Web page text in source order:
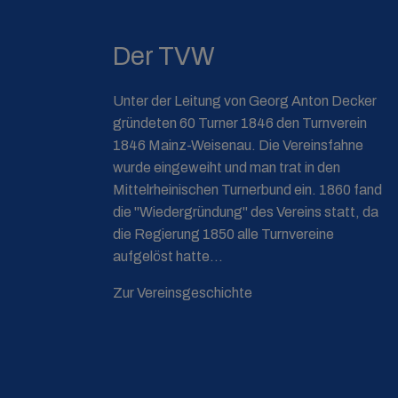
Der TVW
Unter der Leitung von Georg Anton Decker
gründeten 60 Turner 1846 den Turnverein
1846 Mainz-Weisenau. Die Vereinsfahne
wurde eingeweiht und man trat in den
Mittelrheinischen Turnerbund ein. 1860 fand
die "Wiedergründung" des Vereins statt, da
die Regierung 1850 alle Turnvereine
aufgelöst hatte...
Zur Vereinsgeschichte